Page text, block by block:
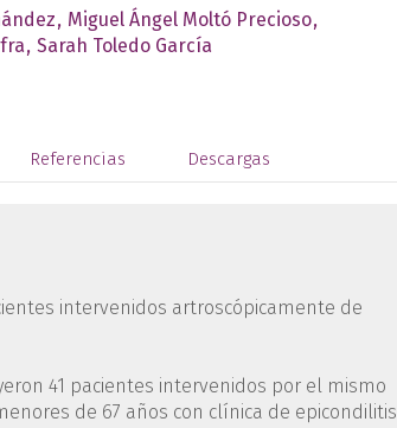
Miguel Ángel Moltó Precioso
Sarah Toledo García
Referencias Descargas
intervenidos artroscópicamente de
41 pacientes intervenidos por el mismo
de 67 años con clínica de epicondilitis